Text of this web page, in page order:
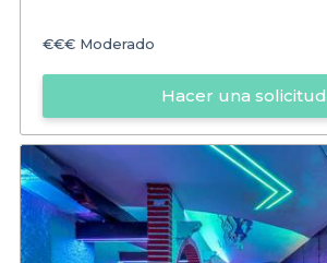
€€€ Moderado
Hacer una solicitud